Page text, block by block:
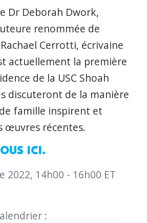
Dr Deborah Dwork,
renommée de
Cerrotti, écrivaine
actuellement la première
de la USC Shoah
discuteront de la manière
famille inspirent et
œuvres récentes.
ICI.
2022, 14h00 - 16h00 ET
: